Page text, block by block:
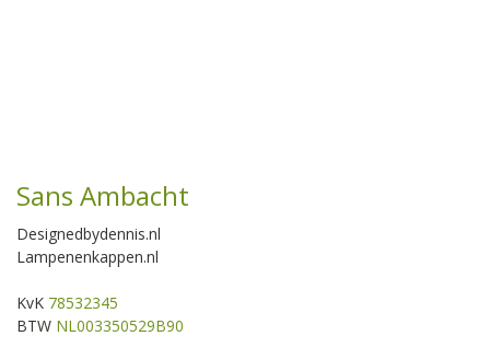
Sans Ambacht
Designedbydennis.nl
Lampenenkappen.nl
KvK 78532345
BTW NL003350529B90